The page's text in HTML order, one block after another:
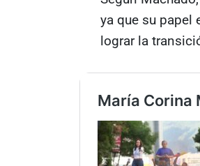
ya que su papel
lograr la